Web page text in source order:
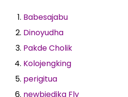
Babesajabu
Dinoyudha
Pakde Cholik
Kolojengking
perigitua
newbiedika Fly